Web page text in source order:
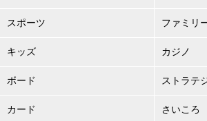
スポーツ ファミリ
キッズ カジノ
ボード ストラテ
カード さいころ